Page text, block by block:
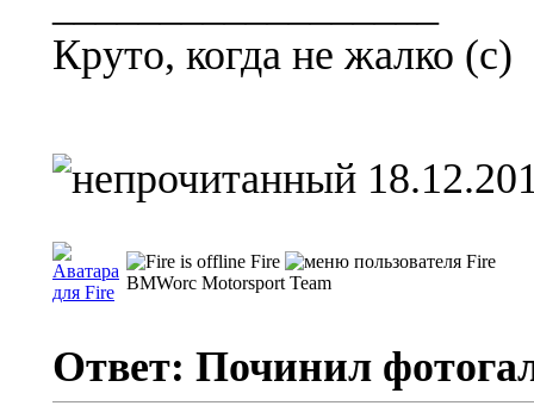
Круто, когда не жалко (с)
Fire
BMWorc Motorsport Team
Ответ: Починил